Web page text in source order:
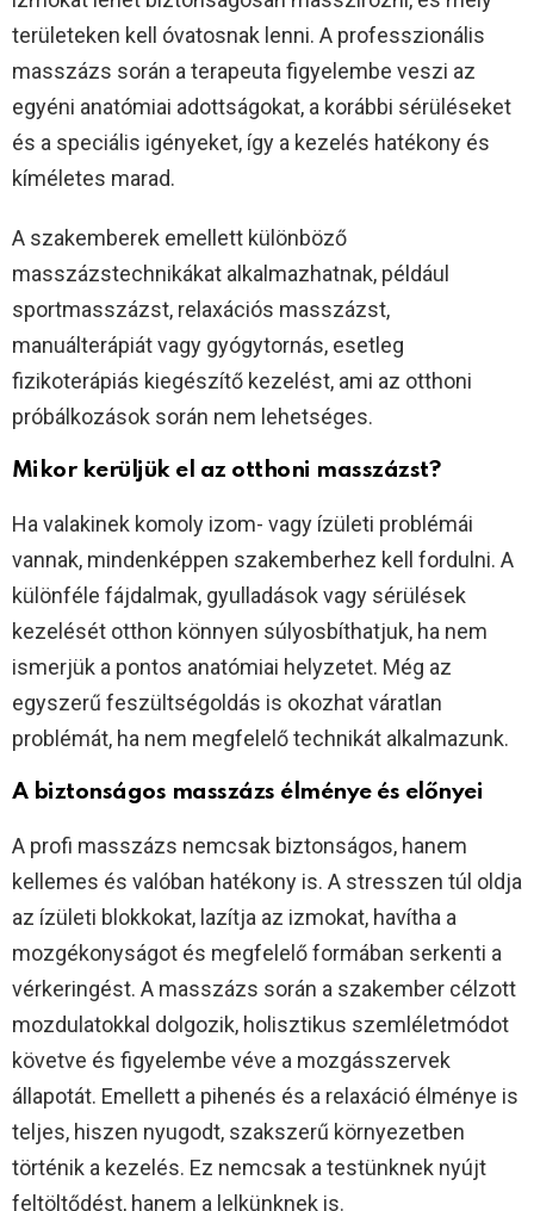
területeken kell óvatosnak lenni. A professzionális
masszázs során a terapeuta figyelembe veszi az
egyéni anatómiai adottságokat, a korábbi sérüléseket
és a speciális igényeket, így a kezelés hatékony és
kíméletes marad.
A szakemberek emellett különböző
masszázstechnikákat alkalmazhatnak, például
sportmasszázst, relaxációs masszázst,
manuálterápiát vagy gyógytornás, esetleg
fizikoterápiás kiegészítő kezelést, ami az otthoni
próbálkozások során nem lehetséges.
Mikor kerüljük el az otthoni masszázst?
Ha valakinek komoly izom- vagy ízületi problémái
vannak, mindenképpen szakemberhez kell fordulni. A
különféle fájdalmak, gyulladások vagy sérülések
kezelését otthon könnyen súlyosbíthatjuk, ha nem
ismerjük a pontos anatómiai helyzetet. Még az
egyszerű feszültségoldás is okozhat váratlan
problémát, ha nem megfelelő technikát alkalmazunk.
A biztonságos masszázs élménye és előnyei
A profi masszázs nemcsak biztonságos, hanem
kellemes és valóban hatékony is. A stresszen túl oldja
az ízületi blokkokat, lazítja az izmokat, havítha a
mozgékonyságot és megfelelő formában serkenti a
vérkeringést. A masszázs során a szakember célzott
mozdulatokkal dolgozik, holisztikus szemléletmódot
követve és figyelembe véve a mozgásszervek
állapotát. Emellett a pihenés és a relaxáció élménye is
teljes, hiszen nyugodt, szakszerű környezetben
történik a kezelés. Ez nemcsak a testünknek nyújt
feltöltődést, hanem a lelkünknek is.